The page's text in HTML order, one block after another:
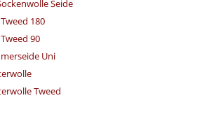
Seide
180
90
Uni
Tweed